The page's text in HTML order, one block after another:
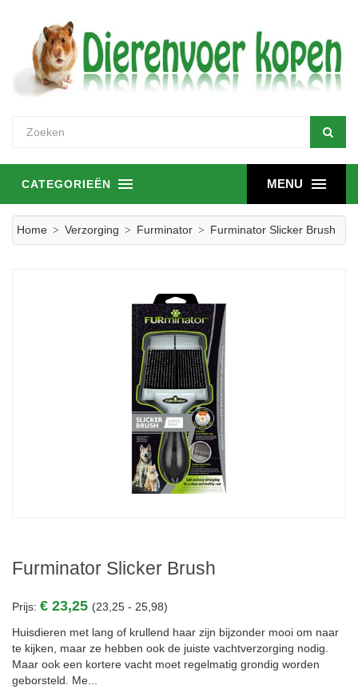
MENU
CATEGORIEËN
Home Verzorging Furminator Furminator Slicker Brush
Furminator Slicker Brush
Prijs: € 23,25 (23,25 - 25,98)
Huisdieren met lang of krullend haar zijn bijzonder mooi om naar
te kijken, maar ze hebben ook de juiste vachtverzorging nodig.
Maar ook een kortere vacht moet regelmatig grondig worden
geborsteld. Me...